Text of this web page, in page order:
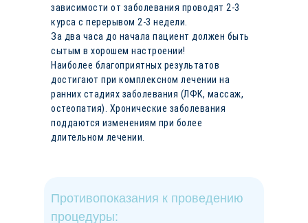
зависимости от заболевания проводят 2-3
курса с перерывом 2-3 недели.
За два часа до начала пациент должен быть
сытым в хорошем настроении!
Наиболее благоприятных результатов
достигают при комплексном лечении на
ранних стадиях заболевания (ЛФК, массаж,
остеопатия). Хронические заболевания
поддаются изменениям при более
длительном лечении.
Противопоказания к проведению
процедуры: